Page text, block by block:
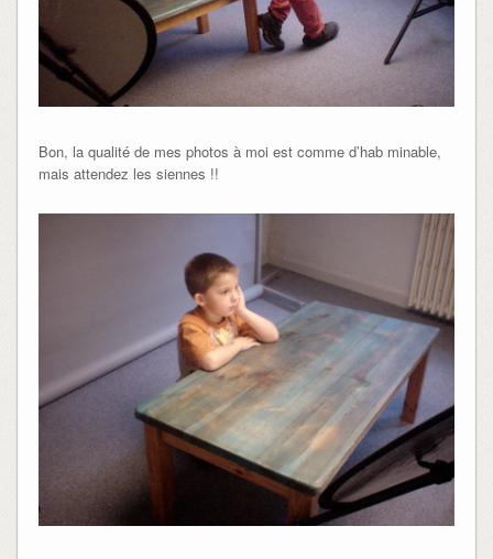
Bon, la qualité de mes photos à moi est comme d’hab minable,
mais attendez les siennes !!